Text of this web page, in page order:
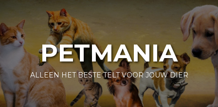
content
PETMANIA
ALLEEN HET BESTE TELT VOOR JOUW DIER